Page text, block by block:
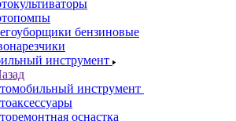
бензиновые
инструмент
инструмент
оснастка